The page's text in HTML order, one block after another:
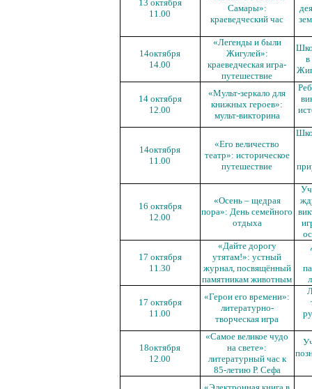
13 октября
11.00
Самары»:
краеведческий час
14октября
14.00
«Легенды и были
Жигулей»:
краеведческая игра-
путешествие
в
14 октября
12.00
«Мульт-зеркало для
книжных героев»:
мульт-викторина
14октября
11.00
«Его величество
театр»: историческое
путешествие
16 октября
12.00
«Осень – щедрая
пора»: День семейного
отдыха
17 октября
11.30
«Дайте дорогу
утятам!»: устный
журнал, посвящённый
памятникам животным
17 октября
11.00
«Герои его времени»:
литературно-
творческая игра
18октября
12.00
«Самое великое чудо
на свете»:
литературный час к
85-летию Р. Сефа